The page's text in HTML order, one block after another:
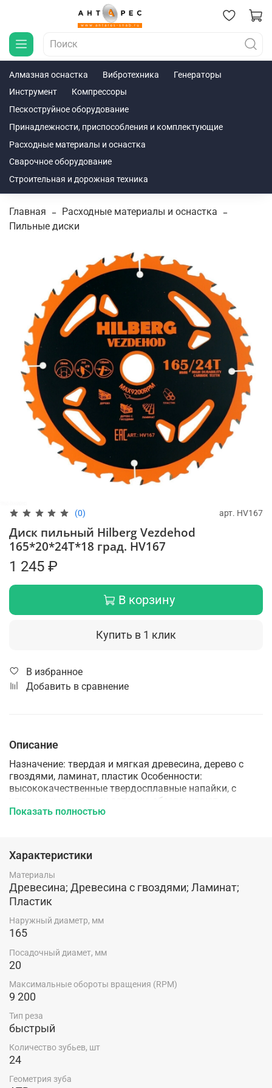
Алмазная оснастка Вибротехника
Генераторы
Инструмент
Компрессоры
Пескоструйное оборудование
Принадлежности, приспособления и комплектующие
Расходные материалы и оснастка
Сварочное оборудование
Строительная и дорожная техника
Главная
Расходные материалы и оснастка
Пильные диски
(0) арт. HV167
Диск пильный Hilberg Vezdehod
165*20*24Т*18 град. HV167
1 245 ₽
В корзину
Купить в 1 клик
В избранное
Добавить в сравнение
Описание
Назначение: твердая и мягкая древесина, дерево с
гвоздями, ламинат, пластик Особенности:
высококачественные твердосплавные напайки, с
улучшенными углами заточки, обеспечивают
повышенную производительность при высокой
уменьшают уровень шума и вибрации. Диск обладает
минимальной толщиной пропила, что сокращает
расход материала, уменьшает нагрузку на двигатель и
позволяет сократить расход энергии АКБ, увеличивая
количество пропилов на одной подзарядке.
Показать полностью
Характеристики
Материалы
Древесина; Древесина с гвоздями; Ламинат;
Пластик
Наружный диаметр, мм
165
Посадочный диамет, мм
20
Максимальные обороты вращения (RPM)
9 200
Тип реза
быстрый
Количество зубьев, шт
24
Геометрия зуба